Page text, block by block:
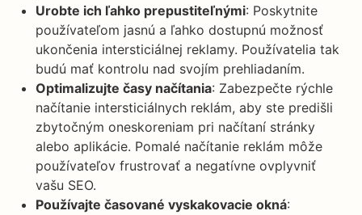
Urobte ich ľahko prepustiteľnými: Poskytnite
používateľom jasnú a ľahko dostupnú možnosť
ukončenia intersticiálnej reklamy. Používatelia tak
budú mať kontrolu nad svojím prehliadaním.
Optimalizujte časy načítania: Zabezpečte rýchle
načítanie intersticiálnych reklám, aby ste predišli
zbytočným oneskoreniam pri načítaní stránky
alebo aplikácie. Pomalé načítanie reklám môže
používateľov frustrovať a negatívne ovplyvniť
vašu SEO.
Používajte časované vyskakovacie okná: